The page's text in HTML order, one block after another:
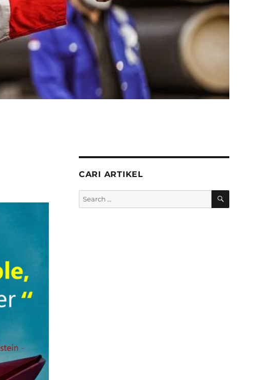
CARI ARTIKEL
Search
for:
SEARCH